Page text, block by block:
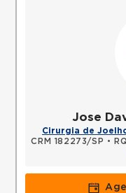
Jose
Cirurgia de
CRM 182273/SP •